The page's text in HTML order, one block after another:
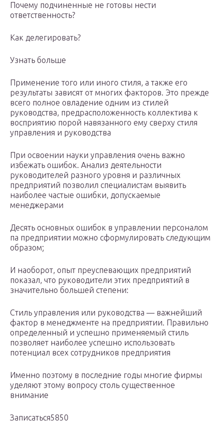
Почему подчиненные не готовы нести
ответственность?
Как делегировать?
Узнать больше
Применение того или иного стиля, а также его
результаты зависят от многих факторов. Это прежде
всего полное овладение одним из стилей
руководства, предрасположенность коллектива к
восприятию порой навязанного ему сверху стиля
управления и руководства
При освоении науки управления очень важно
избежать ошибок. Анализ деятельности
руководителей разного уровня и различных
предприятий позволил специалистам выявить
наиболее частые ошибки, допускаемые
менеджерами
Десять основных ошибок в управлении персоналом
па предприятии можно сформулировать следующим
образом;
И наоборот, опыт преуспевающих предприятий
показал, что руководители этих предприятий в
значительно большей степени:
Стиль управления или руководства — важнейший
фактор в менеджменте на предприятии. Правильно
определенный и успешно применяемый стиль
позволяет наиболее успешно использовать
потенциал всех сотрудников предприятия
Именно поэтому в последние годы многие фирмы
уделяют этому вопросу столь существенное
внимание
Записаться5850